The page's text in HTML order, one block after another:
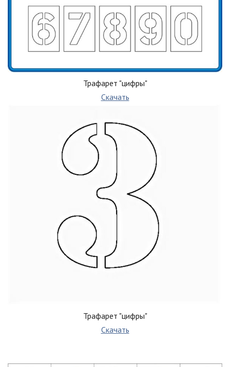
Трафарет "цифры"
Скачать
Трафарет "цифры"
Скачать